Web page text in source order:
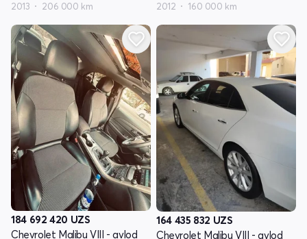
2013 206 000 km 2012 160 000 km
184 692 420 UZS
Chevrolet Malibu VIII - avlod
164 435 832 UZS
Chevrolet Malibu VIII - avlod